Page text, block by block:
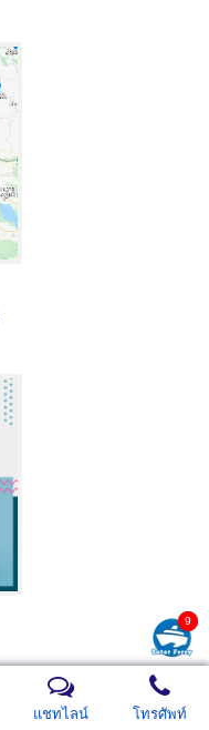
แชทไลน์ โทรศัพท์